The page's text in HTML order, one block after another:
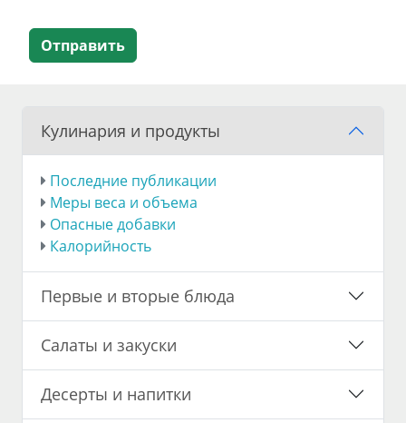
Отправить
Кулинария и продукты
Последние публикации
Меры веса и объема
Опасные добавки
Калорийность
Первые и вторые блюда
Салаты и закуски
Десерты и напитки